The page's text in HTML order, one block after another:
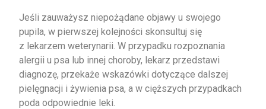
Jeśli zauważysz niepożądane objawy u swojego
pupila, w pierwszej kolejności skonsultuj się
z lekarzem weterynarii. W przypadku rozpoznania
alergii u psa lub innej choroby, lekarz przedstawi
diagnozę, przekaże wskazówki dotyczące dalszej
pielęgnacji i żywienia psa, a w cięższych przypadkach
poda odpowiednie leki.